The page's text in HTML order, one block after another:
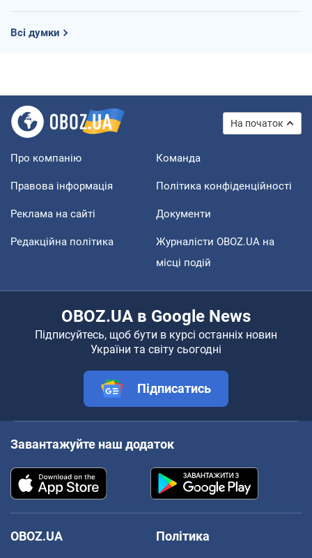
Всі думки
На початок
Про компанію Команда
Правова інформація Політика конфіденційності
Реклама на сайті Документи
Редакційна політика
Журналісти OBOZ.UA на
місці подій
OBOZ.UA в Google News
Підписуйтесь, щоб бути в курсі останніх новин
України та світу сьогодні
Підписатись
Завантажуйте наш додаток
OBOZ.UA
Політика